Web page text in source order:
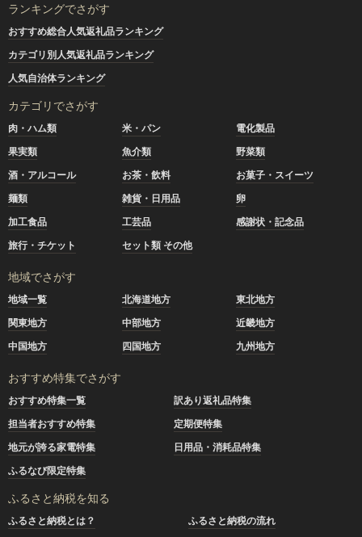
ランキングでさがす
おすすめ総合人気返礼品ランキング
カテゴリ別人気返礼品ランキング
人気自治体ランキング
カテゴリでさがす
肉・ハム類 米・パン
電化製品
果実類
魚介類
野菜類
酒・アルコール
お茶・飲料
お菓子・スイーツ
麺類
雑貨・日用品
卵
加工食品
工芸品
感謝状・記念品
旅行・チケット
セット類 その他
地域でさがす
地域一覧 北海道地方
東北地方
関東地方
中部地方
近畿地方
中国地方
四国地方 九州地方
おすすめ特集でさがす
おすすめ特集一覧
訳あり返礼品特集
担当者おすすめ特集
定期便特集
地元が誇る家電特集
日用品・消耗品特集
ふるなび限定特集
ふるさと納税を知る
ふるさと納税とは？
ふるさと納税の流れ